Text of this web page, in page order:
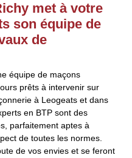
met à votre
son équipe de
de
équipe de maçons
prêts à intervenir sur
à Leogeats et dans
en BTP sont des
parfaitement aptes à
de toutes les normes.
de vos envies et se feront